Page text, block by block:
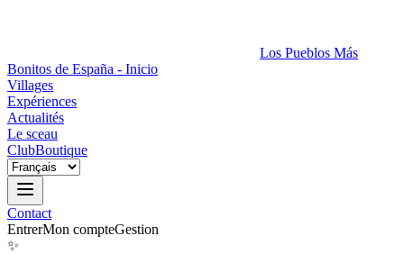
Los Pueblos Más
Bonitos de España - Inicio
Villages
Expériences
Actualités
Le sceau
ClubBoutique
Contact
EntrerMon compteGestion
✨